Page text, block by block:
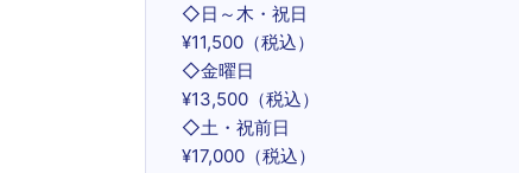
◇日～木・祝日
¥11,500（税込）
◇金曜日
¥13,500（税込）
◇土・祝前日
¥17,000（税込）